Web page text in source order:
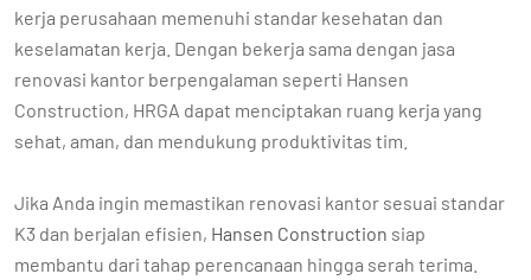
kerja perusahaan memenuhi standar kesehatan dan
keselamatan kerja. Dengan bekerja sama dengan jasa
renovasi kantor berpengalaman seperti Hansen
Construction, HRGA dapat menciptakan ruang kerja yang
sehat, aman, dan mendukung produktivitas tim.
Jika Anda ingin memastikan renovasi kantor sesuai standar
K3 dan berjalan efisien, Hansen Construction siap
membantu dari tahap perencanaan hingga serah terima.